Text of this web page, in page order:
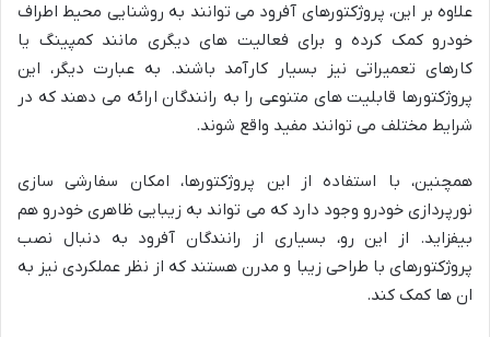
علاوه بر این، پروژکتورهای آفرود می توانند به روشنایی محیط اطراف
خودرو کمک کرده و برای فعالیت های دیگری مانند کمپینگ یا
کارهای تعمیراتی نیز بسیار کارآمد باشند. به عبارت دیگر، این
پروژکتورها قابلیت های متنوعی را به رانندگان ارائه می دهند که در
شرایط مختلف می توانند مفید واقع شوند.
همچنین، با استفاده از این پروژکتورها، امکان سفارشی سازی
نورپردازی خودرو وجود دارد که می تواند به زیبایی ظاهری خودرو هم
بیفزاید. از این رو، بسیاری از رانندگان آفرود به دنبال نصب
پروژکتورهای با طراحی زیبا و مدرن هستند که از نظر عملکردی نیز به
ان ها کمک کند.